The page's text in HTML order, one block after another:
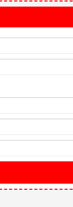
子图书阅览设
，完全能满足教学需